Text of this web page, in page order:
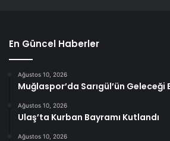
En Güncel Haberler
Ağustos 10, 2026
Muğlaspor’da Sarıgül’ün Geleceği
Ağustos 10, 2026
Ulaş’ta Kurban Bayramı Kutlandı
Ağustos 10, 2026